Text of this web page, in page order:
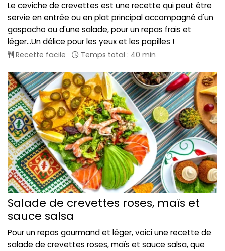
Le ceviche de crevettes est une recette qui peut être
servie en entrée ou en plat principal accompagné d'un
gaspacho ou d'une salade, pour un repas frais et
léger...Un délice pour les yeux et les papilles !
Recette facile Temps total : 40 min
Salade de crevettes roses, maïs et
sauce salsa
Pour un repas gourmand et léger, voici une recette de
salade de crevettes roses, maïs et sauce salsa, que